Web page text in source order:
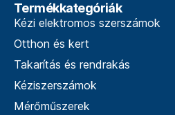
Termékkategóriák
Kézi elektromos szerszámok
Otthon és kert
Takarítás és rendrakás
Kéziszerszámok
Mérőműszerek